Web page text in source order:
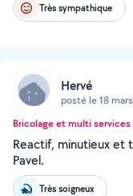
Très sympathique
Hervé
posté le 18
Bricolage et multi services
Reactif, minutieux et
Pavel.
Très soigneux